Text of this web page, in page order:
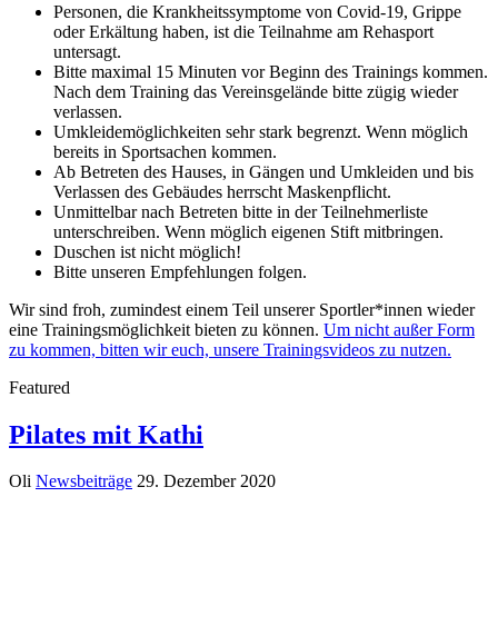
Personen, die Krankheitssymptome von Covid-19, Grippe
oder Erkältung haben, ist die Teilnahme am Rehasport
untersagt.
Bitte maximal 15 Minuten vor Beginn des Trainings kommen.
Nach dem Training das Vereinsgelände bitte zügig wieder
verlassen.
Umkleidemöglichkeiten sehr stark begrenzt. Wenn möglich
bereits in Sportsachen kommen.
Ab Betreten des Hauses, in Gängen und Umkleiden und bis
Verlassen des Gebäudes herrscht Maskenpflicht.
Unmittelbar nach Betreten bitte in der Teilnehmerliste
unterschreiben. Wenn möglich eigenen Stift mitbringen.
Duschen ist nicht möglich!
Bitte unseren Empfehlungen folgen.
Wir sind froh, zumindest einem Teil unserer Sportler*innen wieder
eine Trainingsmöglichkeit bieten zu können. Um nicht außer Form
zu kommen, bitten wir euch, unsere Trainingsvideos zu nutzen.
Featured
Pilates mit Kathi
Oli Newsbeiträge 29. Dezember 2020